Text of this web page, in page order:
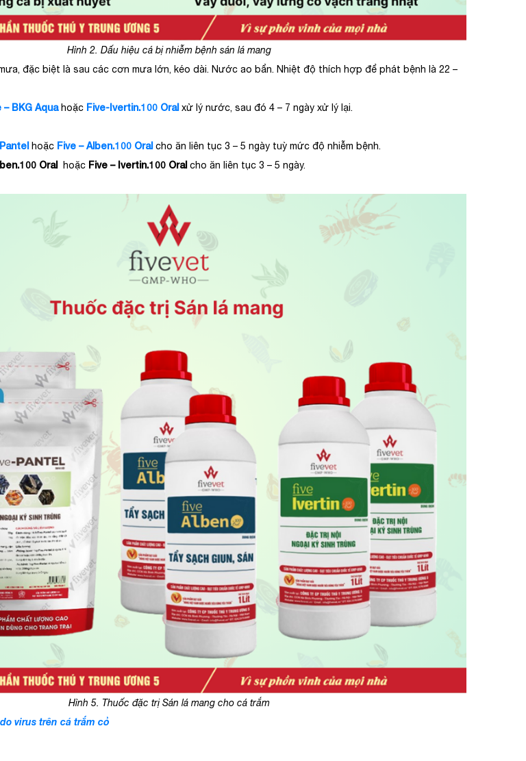
Hình 2. Dấu hiệu cá bị nhiễm bệnh sán lá mang
đặc biệt là sau các cơn mưa lớn, kéo dài. Nước ao bẩn. Nhiệt độ thích hợp để phát bệnh là 22 –
– BKG Aquahoặc Five-Ivertin.100 Oral xử lý nước, sau đó 4 – 7 ngày xử lý lại.
hoặc Five – Alben.100 Oral cho ăn liên tục 3 – 5 ngày tuỳ mức độ nhiễm bệnh.
Oral hoặc Five – Ivertin.100 Oral cho ăn liên tục 3 – 5 ngày.
Hình 5. Thuốc đặc trị Sán lá mang cho cá trắm
virus trên cá trắm cỏ